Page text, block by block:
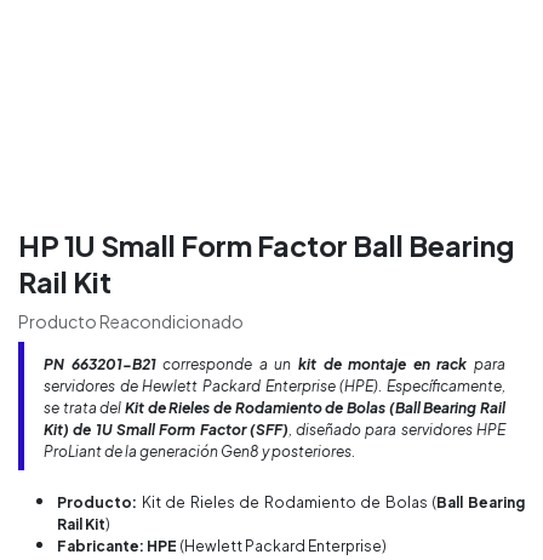
HP 1U Small Form Factor Ball Bearing
Rail Kit
Producto Reacondicionado
PN 663201-B21corresponde a unkit de montaje en rack para
servidores de Hewlett Packard Enterprise (HPE). Específicamente,
se trata del Kit de Rieles de Rodamiento de Bolas (Ball Bearing Rail
Kit) de 1U Small Form Factor (SFF), diseñado para servidores HPE
ProLiant de la generación Gen8 y posteriores.
Producto: Kit de Rieles de Rodamiento de Bolas (Ball Bearing
Rail Kit)
Fabricante: HPE (Hewlett Packard Enterprise)